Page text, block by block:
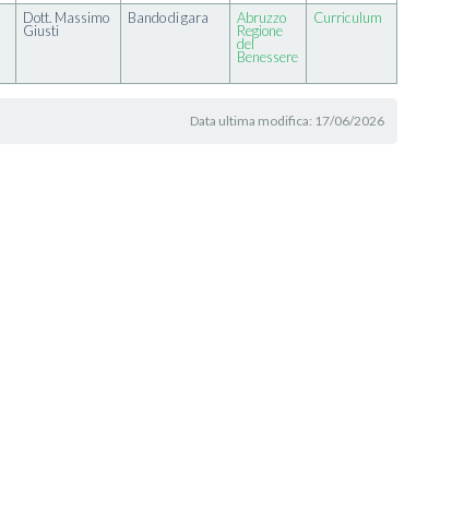
Dott. Massimo
Giusti
Bando di gara Abruzzo
Regione
del
Benessere
Curriculum
Data ultima modifica: 17/06/2026